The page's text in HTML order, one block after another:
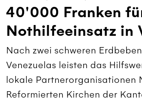
40'000 Franken
Nothilfeeinsatz in
Nach zwei schweren
Venezuelas leisten das
lokale Partnerorganisationen
Reformierten Kirchen der